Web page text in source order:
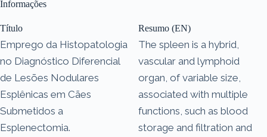
Informações
Título
Emprego da Histopatologia
no Diagnóstico Diferencial
de Lesões Nodulares
Esplênicas em Cães
Submetidos a
Esplenectomia.
Resumo (EN)
The spleen is a hybrid,
vascular and lymphoid
organ, of variable size,
associated with multiple
functions, such as blood
storage and filtration and